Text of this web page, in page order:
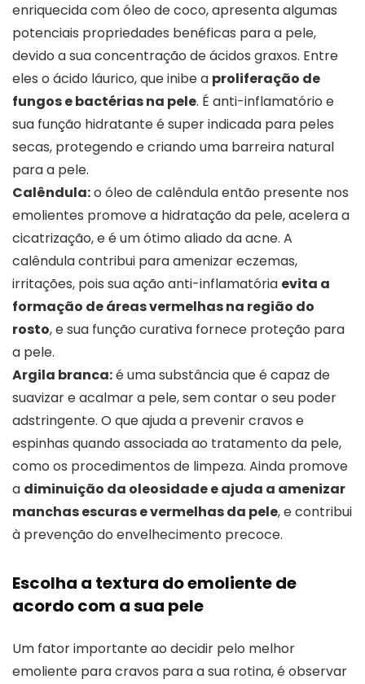
enriquecida com óleo de coco, apresenta algumas
potenciais propriedades benéficas para a pele,
devido a sua concentração de ácidos graxos. Entre
eles o ácido láurico, que inibe a proliferação de
fungos e bactérias na pele. É anti-inflamatório e
sua função hidratante é super indicada para peles
secas, protegendo e criando uma barreira natural
para a pele.
Calêndula:o óleo de calêndula então presente nos
emolientes promove a hidratação da pele, acelera a
cicatrização, e é um ótimo aliado da acne. A
calêndula contribui para amenizar eczemas,
irritações, pois sua ação anti-inflamatória evita a
formação de áreas vermelhas na região do
rosto, e sua função curativa fornece proteção para
a pele.
Argila branca:é uma substância que é capaz de
suavizar e acalmar a pele, sem contar o seu poder
adstringente. O que ajuda a prevenir cravos e
espinhas quando associada ao tratamento da pele,
como os procedimentos de limpeza. Ainda promove
a diminuição da oleosidade e ajuda a amenizar
manchas escuras e vermelhas da pele, e contribui
à prevenção do envelhecimento precoce.
Escolha a textura do emoliente de
acordo com a sua pele
Um fator importante ao decidir pelo melhor
emoliente para cravos para a sua rotina, é observar